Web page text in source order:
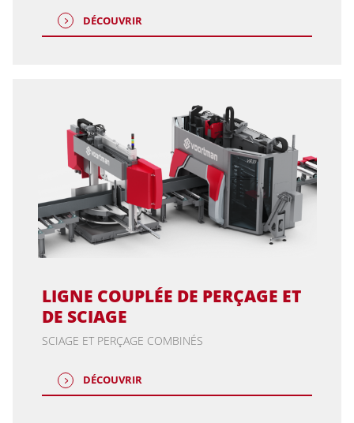
DÉCOUVRIR
LIGNE COUPLÉE DE PERÇAGE ET
DE SCIAGE
SCIAGE ET PERÇAGE COMBINÉS
DÉCOUVRIR